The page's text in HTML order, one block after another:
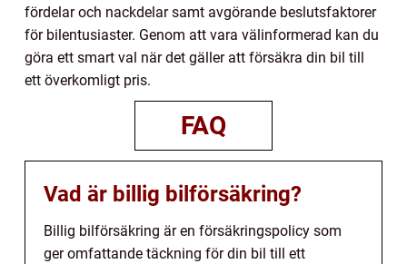
fördelar och nackdelar samt avgörande beslutsfaktorer
för bilentusiaster. Genom att vara välinformerad kan du
göra ett smart val när det gäller att försäkra din bil till
ett överkomligt pris.
FAQ
Vad är billig bilförsäkring?
Billig bilförsäkring är en försäkringspolicy som
ger omfattande täckning för din bil till ett